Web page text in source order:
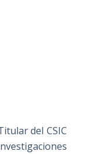
del CSIC